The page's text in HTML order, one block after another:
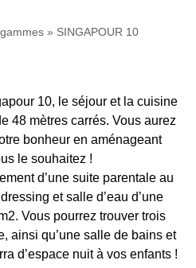
» SINGAPOUR 10
10, le séjour et la cuisine
48 mètres carrés. Vous aurez
bonheur en aménageant
le souhaitez !
d’une suite parentale au
et salle d’eau d’une
Vous pourrez trouver trois
ainsi qu’une salle de bains et
d’espace nuit à vos enfants !